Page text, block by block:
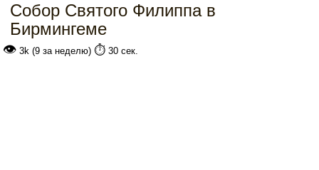
Собор Святого Филиппа в
Бирмингеме
👁 3k (9 за неделю) ⏱️ 30 сек.